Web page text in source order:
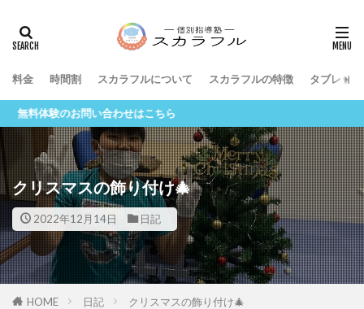
料金 時間割 スカラフルについて スカラフルの特徴 タブレッ
い合わせはこちら
クリスマスの飾り付け🎄
2022年12月14日 日記
HOME 日記 クリスマスの飾り付け🎄